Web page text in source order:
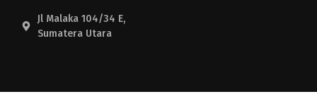
Jl Malaka 104/34 E,
Sumatera Utara